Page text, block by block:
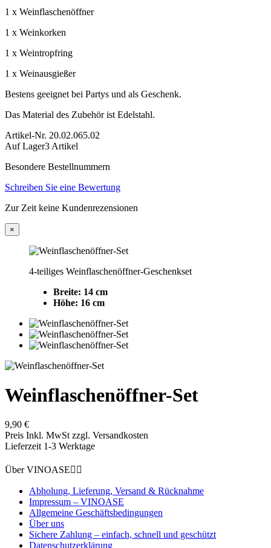
1 x Weinflaschenöffner
1 x Weinkorken
1 x Weintropfring
1 x Weinausgießer
Bestens geeignet bei Partys und als Geschenk.
Das Material des Zubehör ist Edelstahl.
Artikel-Nr. 20.02.065.02
Auf Lager3 Artikel
Besondere Bestellnummern
Schreiben Sie eine Bewertung
Zur Zeit keine Kundenrezensionen
×
4-teiliges Weinflaschenöffner-Geschenkset
Breite: 14 cm
Höhe: 16 cm
Weinflaschenöffner-Set
9,90 €
Preis Inkl. MwSt zzgl. Versandkosten
Lieferzeit 1-3 Werktage
Über VINOASE 
Abholung, Lieferung, Versand & Rücknahme
Impressum – VINOASE
Allgemeine Geschäftsbedingungen
Über uns
Sichere Zahlung – einfach, schnell und geschützt
Datenschutzerklärung